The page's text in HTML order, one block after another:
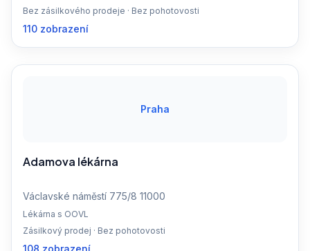
Bez zásilkového prodeje · Bez pohotovosti
110 zobrazení
Praha
Adamova lékárna
Václavské náměstí 775/8 11000
Lékárna s OOVL
Zásilkový prodej · Bez pohotovosti
108 zobrazení